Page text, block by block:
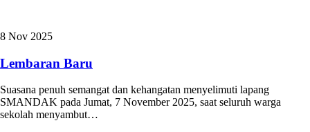
8 Nov 2025
Lembaran Baru
Suasana penuh semangat dan kehangatan menyelimuti lapang
SMANDAK pada Jumat, 7 November 2025, saat seluruh warga
sekolah menyambut…